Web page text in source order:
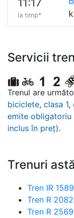
11:17
la timp*
Servicii
Trenul are
biciclete, clasa 1,
emite
inclus în preț).
Trenuri
Tren IR 1589
Tren R 2082
Tren R 2569